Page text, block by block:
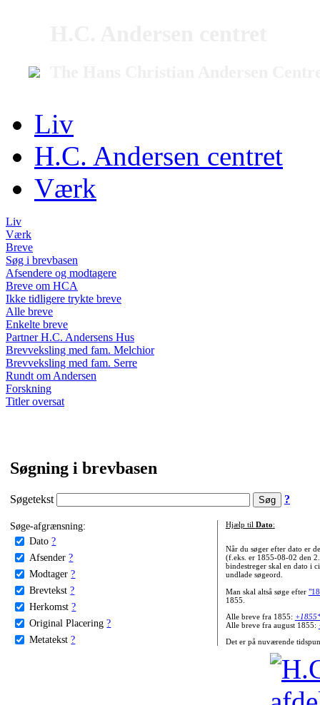
Liv
H.C. Andersen centret
Værk
Liv
Værk
Breve
Søg i brevbasen
Afsendere og modtagere
Breve om HCA
Ikke tidligere trykte breve
Alle breve
Enkelte breve
Partner H.C. Andersens Hus
Brevveksling med fam. Melchior
Brevveksling med fam. Serre
Rundt om Andersen
Forskning
Titler oversat
Søgning i brevbasen
Søgetekst ?
Søge-afgrænsning:
Dato ?
Afsender ?
Modtager ?
Brevtekst ?
Herkomst ?
Original Placering ?
Metatekst ?
Hjælp til Dato:
Når du søger efter dato er
(f.eks. er 1855-08-02 den
bindestreger skal en dato i
undlade søgeord.
Man skal altså søge efter
1855.
Alle breve fra 1855:
Alle breve fra august 1855:
Det er på nuværende